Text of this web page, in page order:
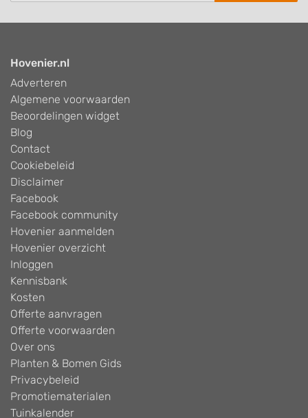
Hovenier.nl
Adverteren
Algemene voorwaarden
Beoordelingen widget
Blog
Contact
Cookiebeleid
Disclaimer
Facebook
Facebook community
Hovenier aanmelden
Hovenier overzicht
Inloggen
Kennisbank
Kosten
Offerte aanvragen
Offerte voorwaarden
Over ons
Planten & Bomen Gids
Privacybeleid
Promotiematerialen
Tuinkalender